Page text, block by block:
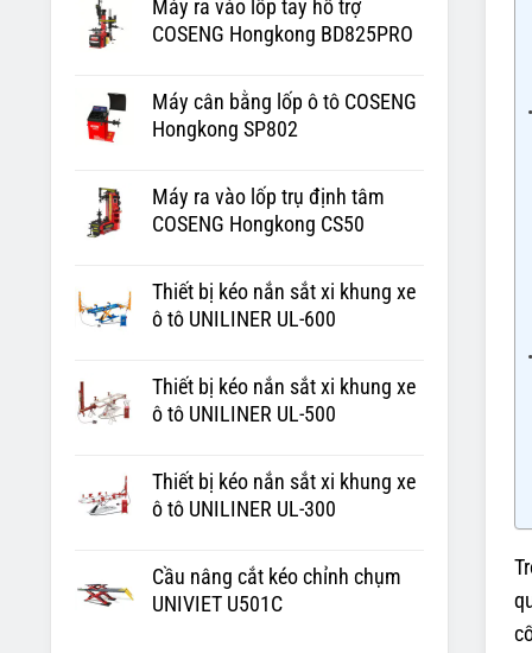
Máy ra vào lốp tay hỗ trợ
COSENG Hongkong BD825PRO
Máy cân bằng lốp ô tô COSENG
Hongkong SP802
Máy ra vào lốp trụ định tâm
COSENG Hongkong CS50
Thiết bị kéo nắn sắt xi khung xe
ô tô UNILINER UL-600
Thiết bị kéo nắn sắt xi khung xe
ô tô UNILINER UL-500
Thiết bị kéo nắn sắt xi khung xe
ô tô UNILINER UL-300
Cầu nâng cắt kéo chỉnh chụm
UNIVIET U501C